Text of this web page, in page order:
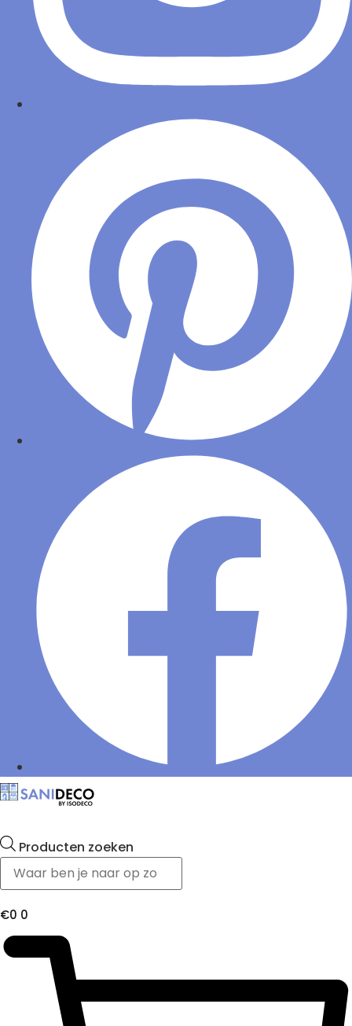
Producten zoeken
€0 0